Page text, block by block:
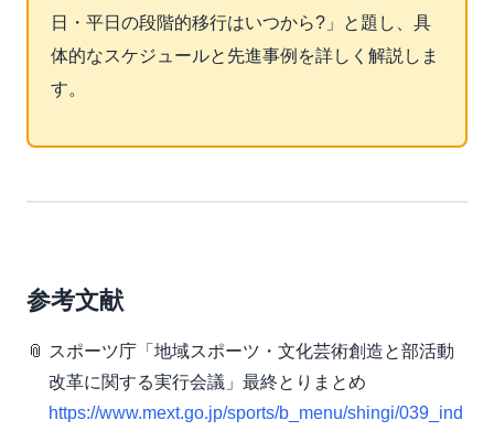
日・平日の段階的移行はいつから?」と題し、具
体的なスケジュールと先進事例を詳しく解説しま
す。
参考文献
スポーツ庁「地域スポーツ・文化芸術創造と部活動
改革に関する実行会議」最終とりまとめ
https://www.mext.go.jp/sports/b_menu/shingi/039_ind